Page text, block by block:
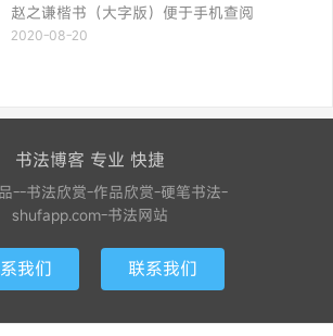
赵之谦楷书（大字版）便于手机查阅
2020-08-20
书法博客 专业 快捷
--书法欣赏-作品欣赏-硬笔书法-
shufapp.com-书法网站
我们 联系我们